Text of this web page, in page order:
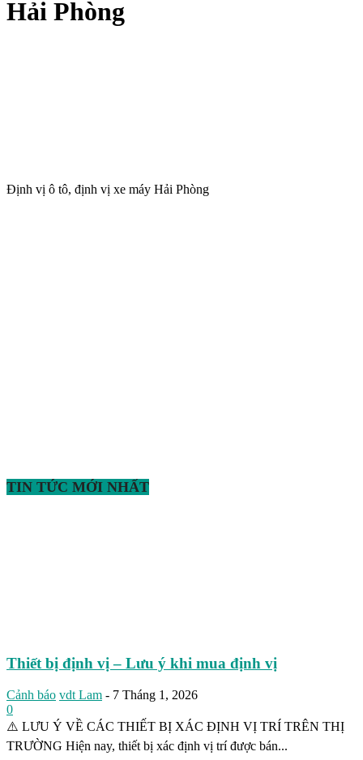
Hải Phòng
Định vị ô tô, định vị xe máy Hải Phòng
TIN TỨC MỚI NHẤT
Thiết bị định vị – Lưu ý khi mua định vị
Cảnh báo vdt Lam - 7 Tháng 1, 2026
0
⚠️ LƯU Ý VỀ CÁC THIẾT BỊ XÁC ĐỊNH VỊ TRÍ TRÊN THỊ
TRƯỜNG Hiện nay, thiết bị xác định vị trí được bán...